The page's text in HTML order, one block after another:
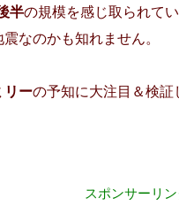
半の規模を感じ取られて
なのかも知れません。
リーの予知に大注目＆検証
スポンサーリン